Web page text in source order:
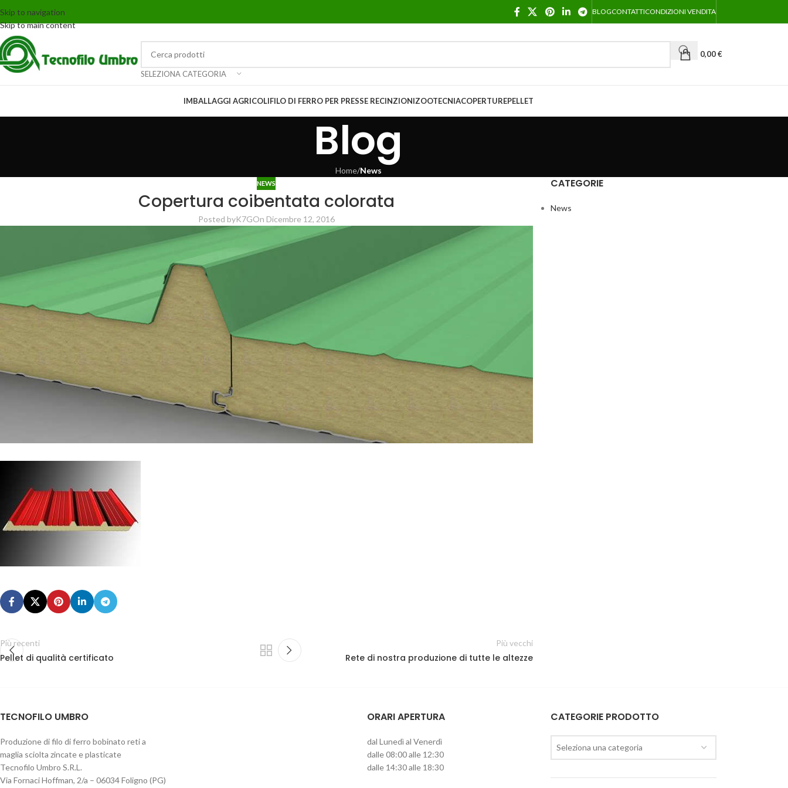
Skip to navigation
Skip to main content
BLOGCONTATTICONDIZIONI VENDITA
SELEZIONA CATEGORIA
0,00€
IMBALLAGGI AGRICOLIFILO DI FERRO PER PRESSE RECINZIONIZOOTECNIACOPERTUREPELLET
Blog
Home/News
NEWS
Copertura coibentata colorata
Posted byK7GOn Dicembre 12, 2016
Più recenti
Pellet di qualità certificato
Più vecchi
Rete di nostra produzione di tutte le altezze
CATEGORIE
News
TECNOFILO UMBRO
Produzione di filo di ferro bobinato reti a
maglia sciolta zincate e plasticate
Tecnofilo Umbro S.R.L.
Via Fornaci Hoffman, 2/a – 06034 Foligno (PG)
ORARI APERTURA
dal Lunedì al Venerdì
dalle 08:00 alle 12:30
dalle 14:30 alle 18:30
CATEGORIE PRODOTTO
Seleziona una categoria